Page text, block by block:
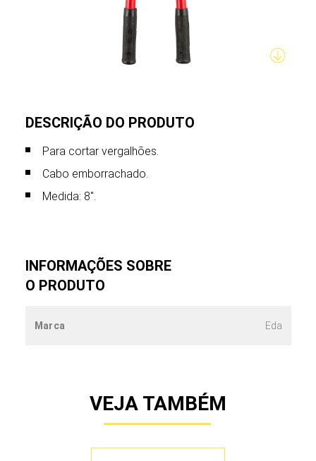
DESCRIÇÃO DO PRODUTO
Para cortar vergalhões.
Cabo emborrachado.
Medida: 8".
INFORMAÇÕES SOBRE
O PRODUTO
Marca Eda
VEJA TAMBÉM